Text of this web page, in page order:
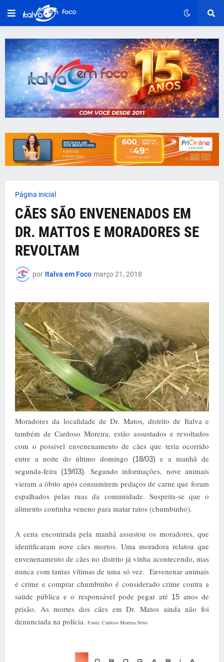
Página inicial
CÃES SÃO ENVENENADOS EM
DR. MATTOS E MORADORES SE
REVOLTAM
por Italva em Foco março 21, 2018
Moradores da localidade de Dr. Matos, distrito de Italva e
também de Cardoso Moreira, estão assustados e revoltados
com o possível envenenamento de cães que teria ocorrido
entre a noite do último domingo
(18/03) e a manhã de
segunda-feira (19/03). Segundo informações, nove animais
vieram a óbito após consumirem pedaços de carne que foram
espalhados pelas ruas da comunidade. Suspeita-se que o
alimento continha veneno para matar ratos (chumbinho).
A cena encontrada pela manhã assustou os moradores, que
identificaram nove cães mortos. Uma moradora relatou que
envenenamento de cães no distrito já vinha acontecendo, mas
nunca com tantas vítimas de uma só vez. Envenenar animais
é crime e comprar chumbinho é considerado crime contra a
saúde pública e o responsável pode pegar até 15 anos de
prisão. As mortes dos cães em Dr. Matos ainda não foi
denunciada na polícia. Fonte: Cardoso Moreira News